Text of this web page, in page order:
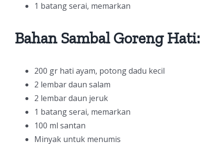
1 batang serai, memarkan
Bahan Sambal Goreng Hati:
200 gr hati ayam, potong dadu kecil
2 lembar daun salam
2 lembar daun jeruk
1 batang serai, memarkan
100 ml santan
Minyak untuk menumis